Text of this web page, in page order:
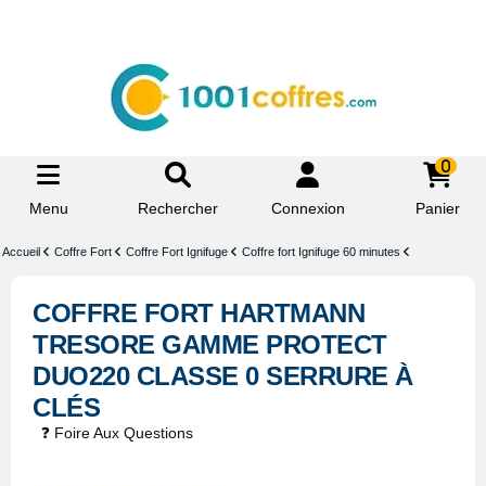
Menu Rechercher Connexion
0
Panier
Accueil Coffre Fort Coffre Fort Ignifuge Coffre fort Ignifuge 60 minutes
COFFRE FORT HARTMANN
TRESORE GAMME PROTECT
DUO220 CLASSE 0 SERRURE À
CLÉS
❓ Foire Aux Questions